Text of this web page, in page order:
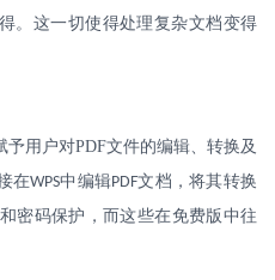
。这一切使得处理复杂文档变得
予用户对PDF文件的编辑、转换及
在WPS中编辑PDF文档，将其转换
密码保护，而这些在免费版中往